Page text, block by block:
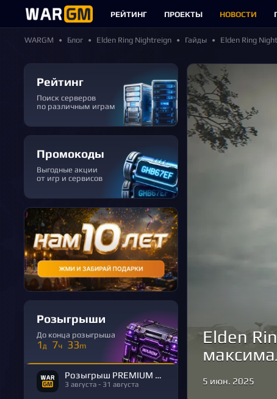
РЕЙТИНГ ПРОЕКТЫ НОВОСТИ
WARGM Блог Elden Ring Nightreign Гайды Elden Ring
Рейтинг
Поиск серверов
по различным играм
Промокоды
Выгодные акции
от игр и сервисов
Розыгрыши
До конца розыгрыша
1д 7ч 33m
Розыгрыш PREMIUM в честь Дня Рождения
3 августа - 31 августа
Elden
5 июн. 2025